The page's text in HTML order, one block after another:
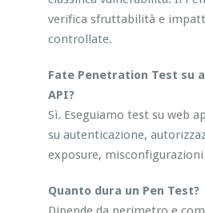
verifica sfruttabilità e
controllate.
Fate Penetration Test su
API?
Sì. Eseguiamo test su web
su autenticazione,
exposure,
Quanto dura un Pen Test?